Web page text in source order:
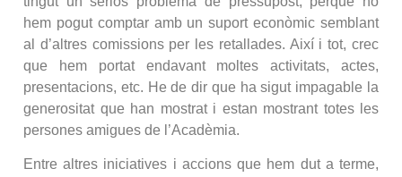
hem pogut comptar amb un suport econòmic semblant
al d’altres comissions per les retallades. Així i tot, crec
que hem portat endavant moltes activitats, actes,
presentacions, etc. He de dir que ha sigut impagable la
generositat que han mostrat i estan mostrant totes les
persones amigues de l’Acadèmia.
Entre altres iniciatives i accions que hem dut a terme,